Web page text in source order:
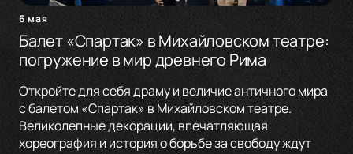
6 мая
Балет «Спартак» в Михайловском театре:
погружение в мир древнего Рима
Откройте для себя драму и величие античного мира
с балетом «Спартак» в Михайловском театре.
Великолепные декорации, впечатляющая
хореография и история о борьбе за свободу ждут